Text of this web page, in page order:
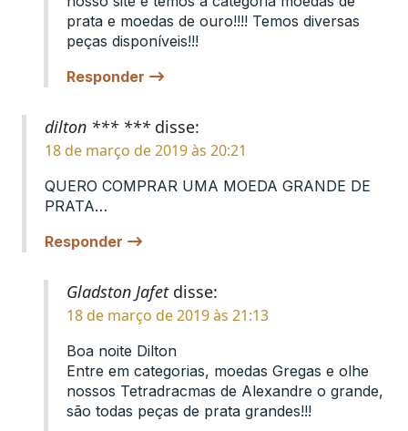
prata e moedas de ouro!!!! Temos diversas
peças disponíveis!!!
Responder
dilton *** *** disse:
18 de março de 2019 às 20:21
QUERO COMPRAR UMA MOEDA GRANDE DE
PRATA…
Responder
Gladston Jafet disse:
18 de março de 2019 às 21:13
Boa noite Dilton
Entre em categorias, moedas Gregas e olhe
nossos Tetradracmas de Alexandre o grande,
são todas peças de prata grandes!!!